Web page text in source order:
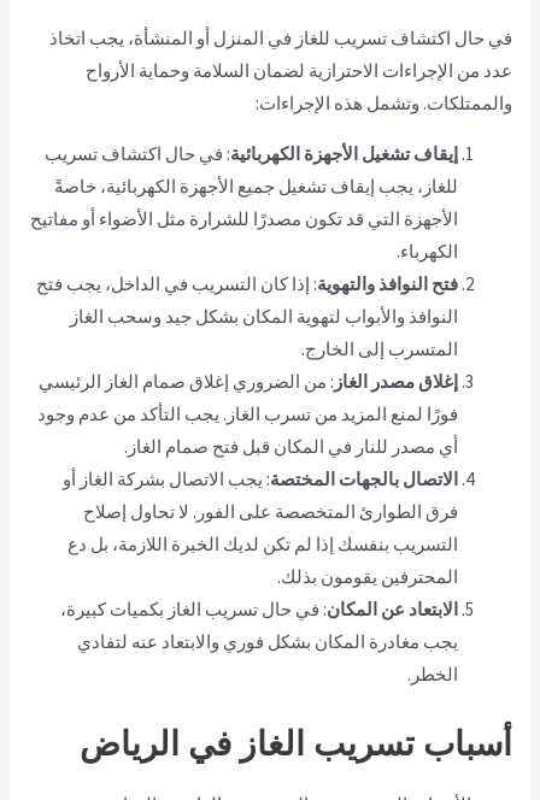
في حال اكتشاف تسريب للغاز في المنزل أو المنشأة، يجب اتخاذ
عدد من الإجراءات الاحترازية لضمان السلامة وحماية الأرواح
والممتلكات. وتشمل هذه الإجراءات:
إيقاف تشغيل الأجهزة الكهربائية: في حال اكتشاف تسريب
للغاز، يجب إيقاف تشغيل جميع الأجهزة الكهربائية، خاصةً
الأجهزة التي قد تكون مصدرًا للشرارة مثل الأضواء أو مفاتيح
الكهرباء.
فتح النوافذ والتهوية: إذا كان التسريب في الداخل، يجب فتح
النوافذ والأبواب لتهوية المكان بشكل جيد وسحب الغاز
المتسرب إلى الخارج.
إغلاق مصدر الغاز : من الضروري إغلاق صمام الغاز الرئيسي
فورًا لمنع المزيد من تسرب الغاز. يجب التأكد من عدم وجود
أي مصدر للنار في المكان قبل فتح صمام الغاز.
الاتصال بالجهات المختصة: يجب الاتصال بشركة الغاز أو
فرق الطوارئ المتخصصة على الفور. لا تحاول إصلاح
التسريب بنفسك إذا لم تكن لديك الخبرة اللازمة، بل دع
المحترفين يقومون بذلك.
الابتعاد عن المكان: في حال تسريب الغاز بكميات كبيرة،
يجب مغادرة المكان بشكل فوري والابتعاد عنه لتفادي
الخطر.
أسباب تسريب الغاز في الرياض